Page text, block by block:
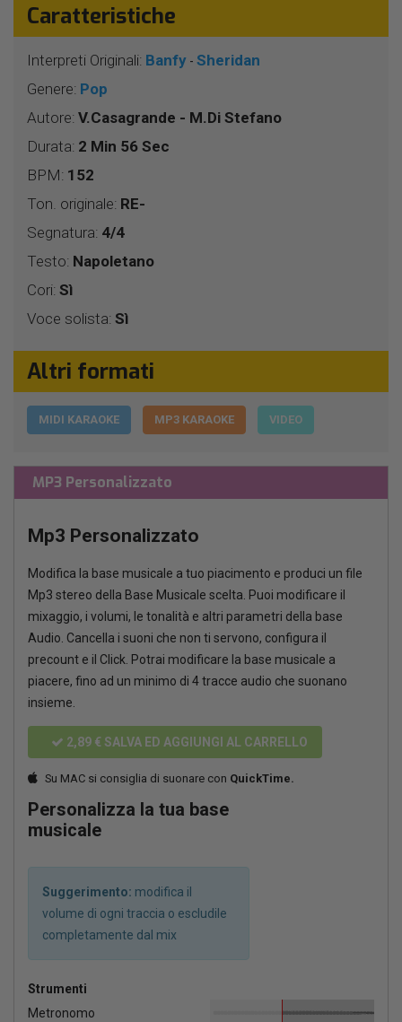
Caratteristiche
Interpreti Originali: Banfy - Sheridan
Genere: Pop
Autore: V.Casagrande - M.Di Stefano
Durata: 2 Min 56 Sec
BPM: 152
Ton. originale: RE-
Segnatura: 4/4
Testo: Napoletano
Cori: Sì
Voce solista: Sì
Altri formati
MIDI KARAOKE MP3 KARAOKE VIDEO
MP3 Personalizzato
Mp3 Personalizzato
Modifica la base musicale a tuo piacimento e produci un file
Mp3 stereo della Base Musicale scelta. Puoi modificare il
mixaggio, i volumi, le tonalità e altri parametri della base
Audio. Cancella i suoni che non ti servono, configura il
precount e il Click. Potrai modificare la base musicale a
piacere, fino ad un minimo di 4 tracce audio che suonano
insieme.
2,89 € SALVA ED AGGIUNGI AL CARRELLO
Su MAC si consiglia di suonare con QuickTime.
Personalizza la tua base
musicale
Suggerimento: modifica il
volume di ogni traccia o escludile
completamente dal mix
Strumenti
Metronomo